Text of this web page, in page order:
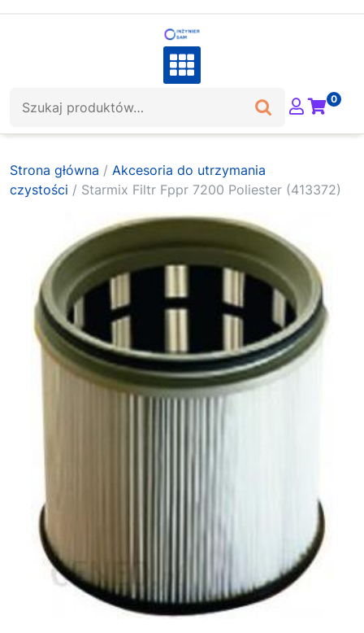
0
Strona główna / Akcesoria do utrzymania
czystości / Starmix Filtr Fppr 7200 Poliester (413372)